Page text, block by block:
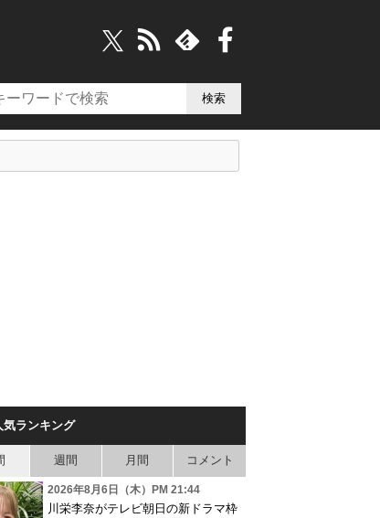
気ランキング
週間 月間 コメント
2026年8月6日（木）PM 21:44
川栄李奈がテレビ朝日の新ドラマ枠